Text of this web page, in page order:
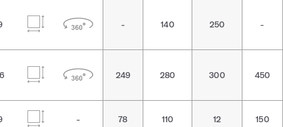
- 140 250 -
249 280 300 450
- 78 110 12 150